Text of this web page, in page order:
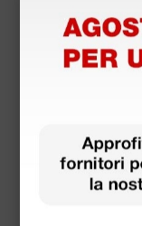
Pulitrice
timer digitale